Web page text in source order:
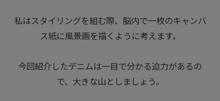
私はスタイリングを組む際、脳内で一枚のキャンバ
ス紙に風景画を描くように考えます。
今回紹介したデニムは一目で分かる迫力があるの
で、大きな山としましょう。